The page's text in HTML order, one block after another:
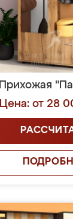
Прихожая
Цена: от 28